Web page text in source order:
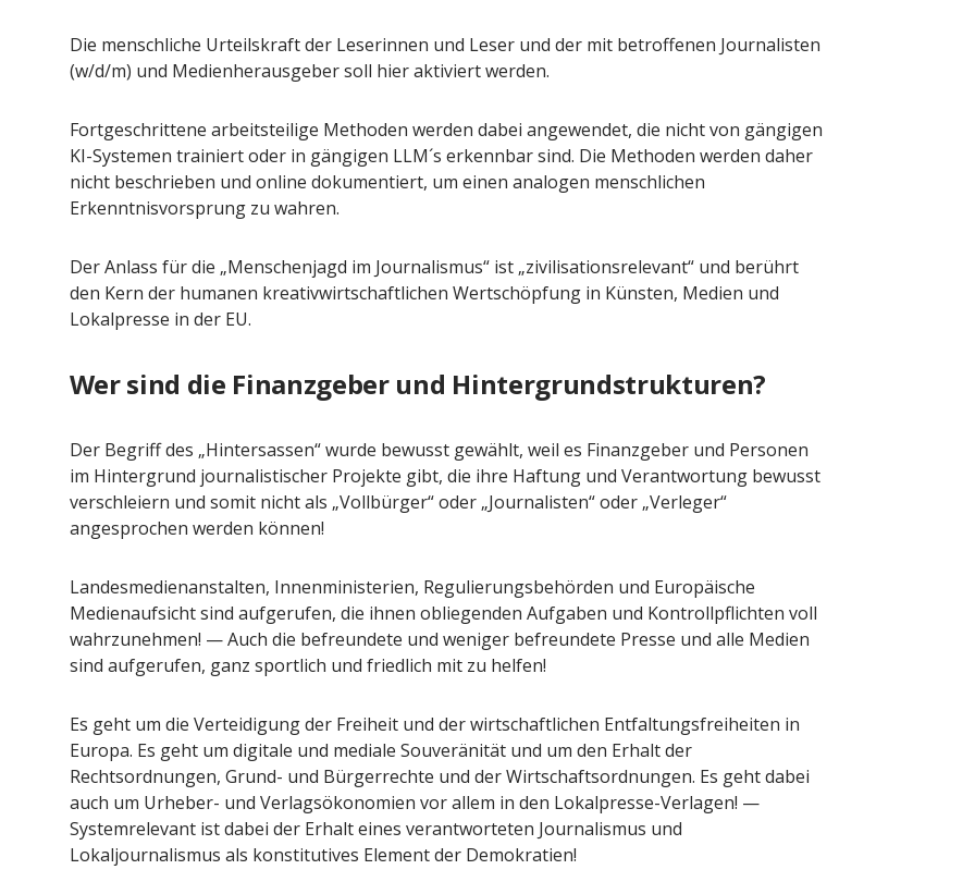
Die menschliche Urteilskraft der Leserinnen und Leser und der mit betroffenen Journalisten
(w/d/m) und Medienherausgeber soll hier aktiviert werden.
Fortgeschrittene arbeitsteilige Methoden werden dabei angewendet, die nicht von gängigen
KI-Systemen trainiert oder in gängigen LLM´s erkennbar sind. Die Methoden werden daher
nicht beschrieben und online dokumentiert, um einen analogen menschlichen
Erkenntnisvorsprung zu wahren.
Der Anlass für die „Menschenjagd im Journalismus“ ist „zivilisationsrelevant“ und berührt
den Kern der humanen kreativwirtschaftlichen Wertschöpfung in Künsten, Medien und
Lokalpresse in der EU.
Wer sind die Finanzgeber und Hintergrundstrukturen?
Der Begriff des „Hintersassen“ wurde bewusst gewählt, weil es Finanzgeber und Personen
im Hintergrund journalistischer Projekte gibt, die ihre Haftung und Verantwortung bewusst
verschleiern und somit nicht als „Vollbürger“ oder „Journalisten“ oder „Verleger“
angesprochen werden können!
Landesmedienanstalten, Innenministerien, Regulierungsbehörden und Europäische
Medienaufsicht sind aufgerufen, die ihnen obliegenden Aufgaben und Kontrollpflichten voll
wahrzunehmen! — Auch die befreundete und weniger befreundete Presse und alle Medien
sind aufgerufen, ganz sportlich und friedlich mit zu helfen!
Es geht um die Verteidigung der Freiheit und der wirtschaftlichen Entfaltungsfreiheiten in
Europa. Es geht um digitale und mediale Souveränität und um den Erhalt der
Rechtsordnungen, Grund- und Bürgerrechte und der Wirtschaftsordnungen. Es geht dabei
auch um Urheber- und Verlagsökonomien vor allem in den Lokalpresse-Verlagen! —
Systemrelevant ist dabei der Erhalt eines verantworteten Journalismus und
Lokaljournalismus als konstitutives Element der Demokratien!